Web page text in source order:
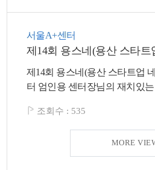
서울A+센터
제14회 용스네(용산 스타트업
터 엄인용 센터장님의 재치있
조회수 : 535
MORE